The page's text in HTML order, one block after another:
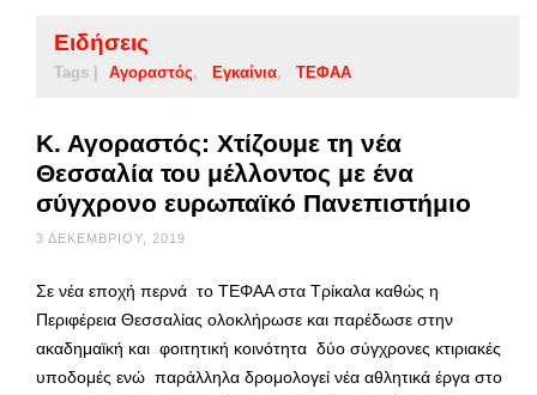
Ειδήσεις
Tags | Αγοραστός Εγκαίνια ΤΕΦΑΑ
Κ. Αγοραστός: Χτίζουμε τη νέα
Θεσσαλία του μέλλοντος με ένα
σύγχρονο ευρωπαϊκό Πανεπιστήμιο
3 ΔΕΚΕΜΒΡΊΟΥ, 2019
Σε νέα εποχή περνά το ΤΕΦΑΑ στα Τρίκαλα καθώς η
Περιφέρεια Θεσσαλίας ολοκλήρωσε και παρέδωσε στην
ακαδημαϊκή και φοιτητική κοινότητα δύο σύγχρονες κτιριακές
υποδομές ενώ παράλληλα δρομολογεί νέα αθλητικά έργα στο